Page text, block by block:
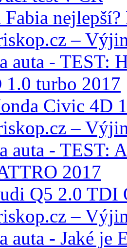
Fabia
Civic 4D
Q5 2.0 TDI